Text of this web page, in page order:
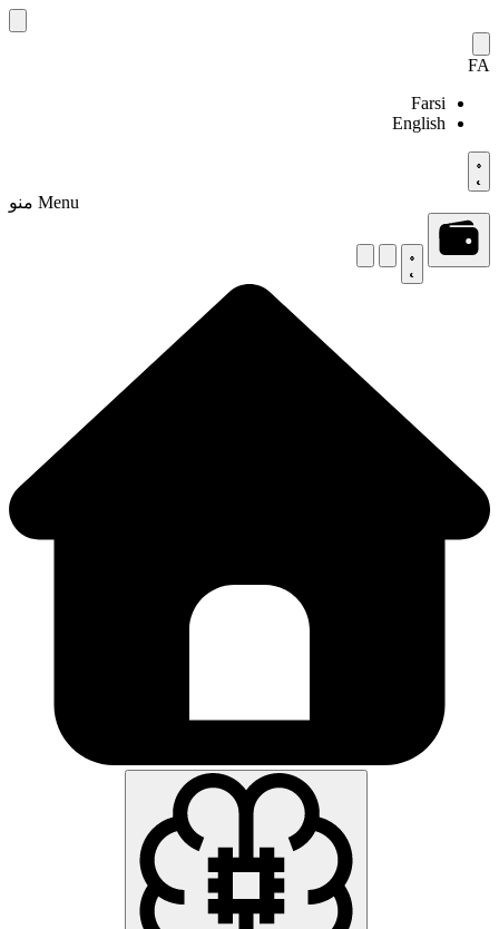
Skip
to
FA
Farsi
English
منو Menu